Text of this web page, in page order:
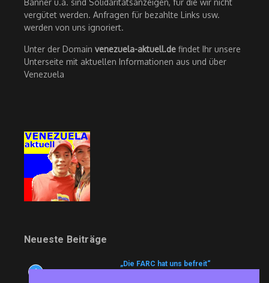
Banner u.ä. sind Solidaritätsanzeigen, für die wir nicht
vergütet werden. Anfragen für bezahlte Links usw.
werden von uns ignoriert.
Unter der Domain venezuela-aktuell.de findet Ihr unsere
Unterseite mit aktuellen Informationen aus und über
Venezuela
Neueste Beiträge
1
„Die FARC hat uns befreit“